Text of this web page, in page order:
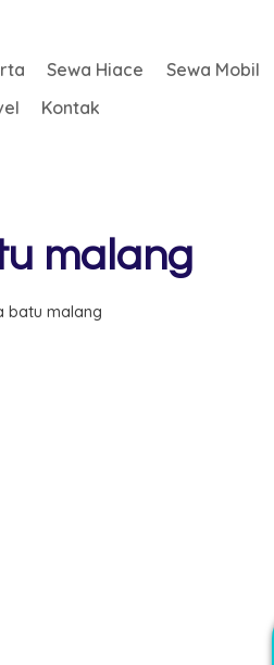
Sewa Hiace Sewa Mobil
Kontak
malang
batu malang